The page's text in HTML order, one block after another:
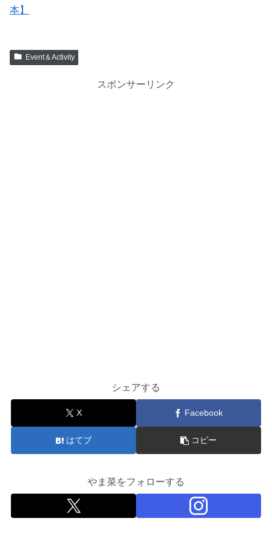
本】
Event＆Activity
スポンサーリンク
シェアする
X Facebook
はてブ コピー
やま菜をフォローする